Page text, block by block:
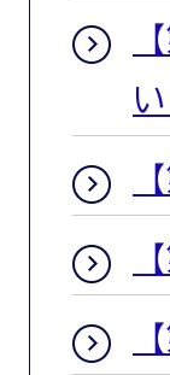
い